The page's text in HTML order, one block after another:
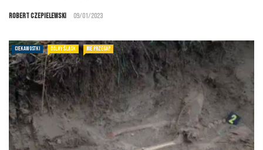
Robert Czepielewski 09/01/2023
CIEKAWOSTKI DOLNY ŚLĄSK NIE PRZEGAP